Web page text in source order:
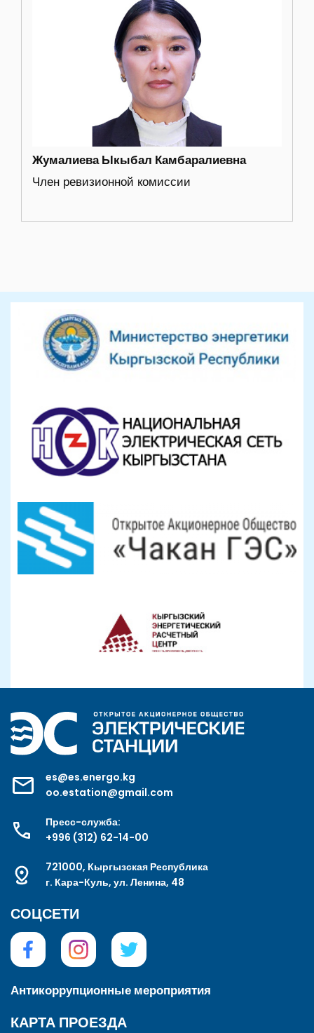
Жумалиева Ыкыбал Камбаралиевна
Член ревизионной комиссии
es@es.energo.kg
oo.estation@gmail.com
Пресс-служба:
+996 (312) 62-14-00
721000, Кыргызская Республика
г. Кара-Куль, ул. Ленина, 48
СОЦСЕТИ
Антикоррупционные мероприятия
КАРТА ПРОЕЗДА